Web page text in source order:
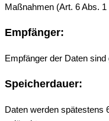
Maßnahmen (Art. 6 Abs.
Empfänger:
Empfänger der Daten
Speicherdauer:
Daten werden spätestens